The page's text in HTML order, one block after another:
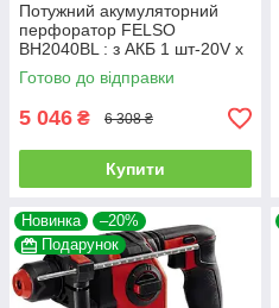
Потужний акумуляторний
перфоратор FELSO
BH2040BL : з АКБ 1 шт-20V х
4.0Аh + ЗП, 2.8 Дж
Готово до відправки
5 046 ₴ 6 308 ₴
Купити
Новинка
–20%
Подарунок